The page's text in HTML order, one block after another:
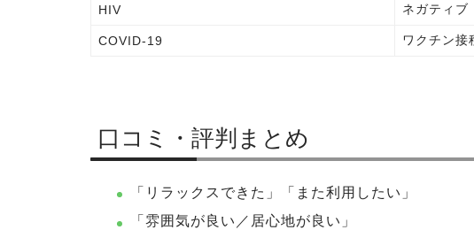
HIV ネガティブ
COVID-19 ワクチン接
口コミ・評判まとめ
「リラックスできた」「また利用したい」
「雰囲気が良い／居心地が良い」